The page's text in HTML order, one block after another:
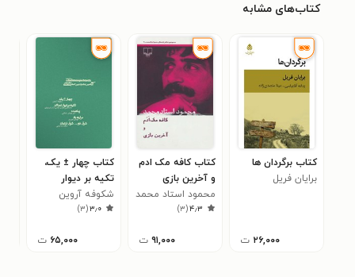
کتاب‌های مشابه
کتاب برگردان ها
برایان فریل
۲۶,۰۰۰ ت
کتاب کافه مک ادم
و آخرین بازی
محمود استاد محمد
۴٫۳(۳)
۹۱,۰۰۰ ت
کتاب چهار ± یک،
تکیه بر دیوار
نمناک، پناهنده،
مرثیه‌ی باد، شرق
شکوفه آروین
۳٫۰(۳)
۶۵,۰۰۰ ت